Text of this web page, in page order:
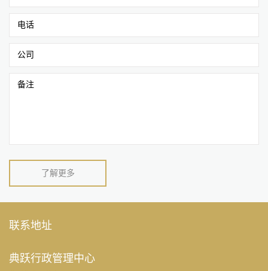
电话
公司
备注
联系地址
典跃行政管理中心